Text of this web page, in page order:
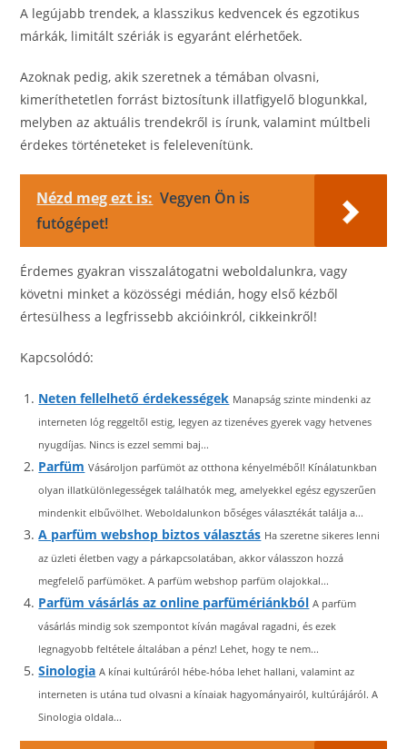
A legújabb trendek, a klasszikus kedvencek és egzotikus
márkák, limitált szériák is egyaránt elérhetőek.
Azoknak pedig, akik szeretnek a témában olvasni,
kimeríthetetlen forrást biztosítunk illatfigyelő blogunkkal,
melyben az aktuális trendekről is írunk, valamint múltbeli
érdekes történeteket is felelevenítünk.
Nézd meg ezt is: Vegyen Ön is
futógépet!
Érdemes gyakran visszalátogatni weboldalunkra, vagy
követni minket a közösségi médián, hogy első kézből
értesülhess a legfrissebb akcióinkról, cikkeinkről!
Kapcsolódó:
Neten fellelhető érdekességek Manapság szinte mindenki az
interneten lóg reggeltől estig, legyen az tizenéves gyerek vagy hetvenes
nyugdíjas. Nincs is ezzel semmi baj...
Parfüm Vásároljon parfümöt az otthona kényelméből! Kínálatunkban
olyan illatkülönlegességek találhatók meg, amelyekkel egész egyszerűen
mindenkit elbűvölhet. Weboldalunkon bőséges választékát találja a...
A parfüm webshop biztos választás Ha szeretne sikeres lenni
az üzleti életben vagy a párkapcsolatában, akkor válasszon hozzá
megfelelő parfümöket. A parfüm webshop parfüm olajokkal...
Parfüm vásárlás az online parfümériánkból A parfüm
vásárlás mindig sok szempontot kíván magával ragadni, és ezek
legnagyobb feltétele általában a pénz! Lehet, hogy te nem...
Sinologia A kínai kultúráról hébe-hóba lehet hallani, valamint az
interneten is utána tud olvasni a kínaiak hagyományairól, kultúrájáról. A
Sinologia oldala...